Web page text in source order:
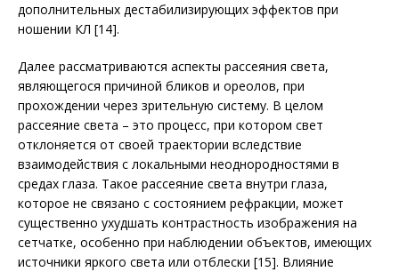
дополнительных дестабилизирующих эффектов при
ношении КЛ [14].
Далее рассматриваются аспекты рассеяния света,
являющегося причиной бликов и ореолов, при
прохождении через зрительную систему. В целом
рассеяние света – это процесс, при котором свет
отклоняется от своей траектории вследствие
взаимодействия с локальными неоднородностями в
средах глаза. Такое рассеяние света внутри глаза,
которое не связано с состоянием рефракции, может
существенно ухудшать контрастность изображения на
сетчатке, особенно при наблюдении объектов, имеющих
источники яркого света или отблески [15]. Влияние